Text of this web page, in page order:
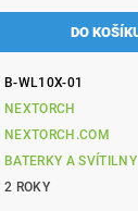
B-WL10X-01
NEXTORCH
NEXTORCH.COM
BATERKY A SVÍTILNY
2 ROKY